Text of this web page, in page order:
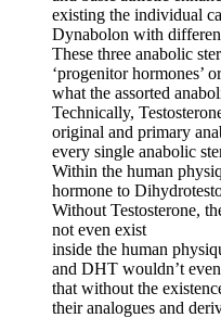
existing the individual
Dynabolon with
These three anabolic
‘progenitor hormones’
what the assorted
Technically,
original and primary
every single anabolic
Within the human
hormone to
Without Testosterone,
not even exist
inside the human
and DHT wouldn’t
that without the
their analogues and